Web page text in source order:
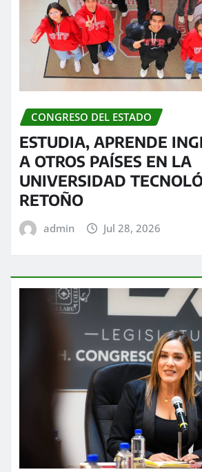
CONGRESO DEL ESTADO
ESTUDIA, APRENDE
A OTROS PAÍSES EN LA
UNIVERSIDAD
RETOÑO
admin Jul 28, 2026